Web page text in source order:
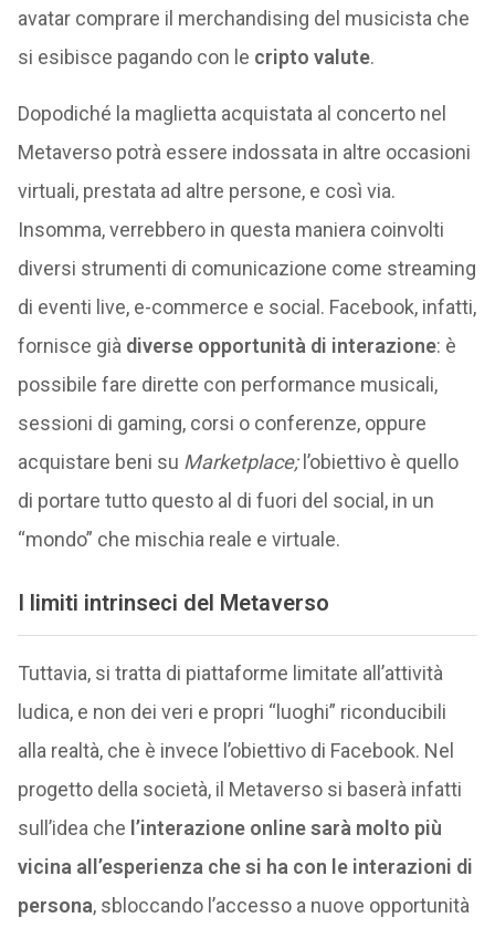
avatar comprare il merchandising del musicista che
si esibisce pagando con le cripto valute.
Dopodiché la maglietta acquistata al concerto nel
Metaverso potrà essere indossata in altre occasioni
virtuali, prestata ad altre persone, e così via.
Insomma, verrebbero in questa maniera coinvolti
diversi strumenti di comunicazione come streaming
di eventi live, e-commerce e social. Facebook, infatti,
fornisce già diverse opportunità di interazione: è
possibile fare dirette con performance musicali,
sessioni di gaming, corsi o conferenze, oppure
acquistare beni su Marketplace;l’obiettivo è quello
di portare tutto questo al di fuori del social, in un
“mondo” che mischia reale e virtuale.
I limiti intrinseci del Metaverso
Tuttavia, si tratta di piattaforme limitate all’attività
ludica, e non dei veri e propri “luoghi” riconducibili
alla realtà, che è invece l’obiettivo di Facebook. Nel
progetto della società, il Metaverso si baserà infatti
sull’idea che l’interazione online sarà molto più
vicina all’esperienza che si ha con le interazioni di
persona, sbloccando l’accesso a nuove opportunità